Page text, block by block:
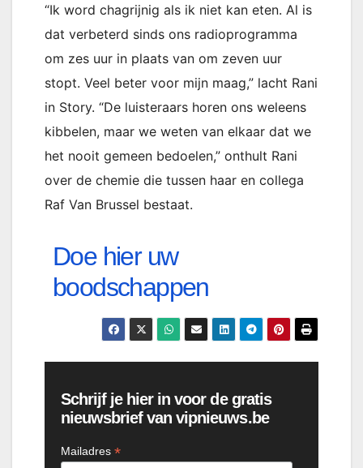
“Ik word chagrijnig als ik niet kan eten. Al is
dat verbeterd sinds ons radioprogramma
om zes uur in plaats van om zeven uur
stopt. Veel beter voor mijn maag,” lacht Rani
in Story. “De luisteraars horen ons weleens
kibbelen, maar we weten van elkaar dat we
het nooit gemeen bedoelen,” onthult Rani
over de chemie die tussen haar en collega
Raf Van Brussel bestaat.
Doe hier uw
boodschappen
Schrijf je hier in voor de gratis
nieuwsbrief van vipnieuws.be
Mailadres *